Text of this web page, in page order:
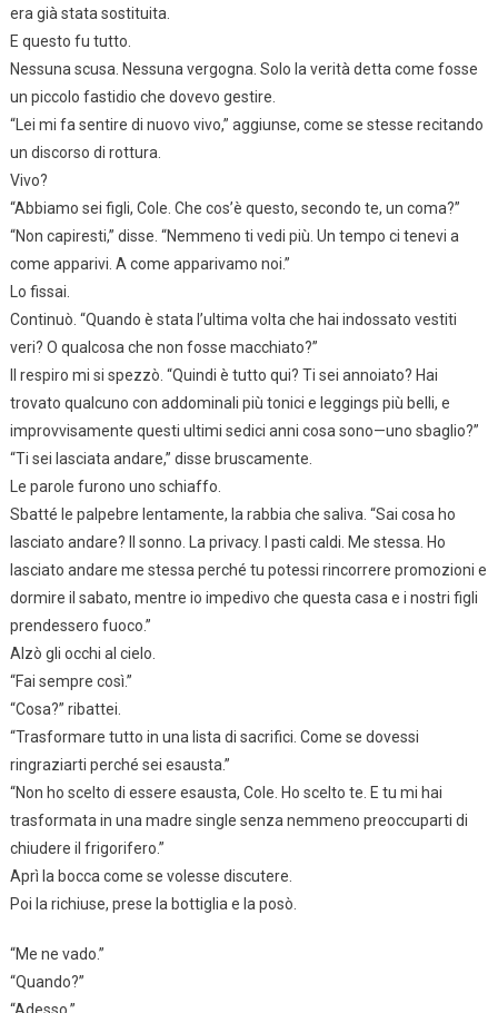
era già stata sostituita.
E questo fu tutto.
Nessuna scusa. Nessuna vergogna. Solo la verità detta come fosse
un piccolo fastidio che dovevo gestire.
“Lei mi fa sentire di nuovo vivo,” aggiunse, come se stesse recitando
un discorso di rottura.
Vivo?
“Abbiamo sei figli, Cole. Che cos’è questo, secondo te, un coma?”
“Non capiresti,” disse. “Nemmeno ti vedi più. Un tempo ci tenevi a
come apparivi. A come apparivamo noi.”
Lo fissai.
Continuò. “Quando è stata l’ultima volta che hai indossato vestiti
veri? O qualcosa che non fosse macchiato?”
Il respiro mi si spezzò. “Quindi è tutto qui? Ti sei annoiato? Hai
trovato qualcuno con addominali più tonici e leggings più belli, e
improvvisamente questi ultimi sedici anni cosa sono—uno sbaglio?”
“Ti sei lasciata andare,” disse bruscamente.
Le parole furono uno schiaffo.
Sbatté le palpebre lentamente, la rabbia che saliva. “Sai cosa ho
lasciato andare? Il sonno. La privacy. I pasti caldi. Me stessa. Ho
lasciato andare me stessa perché tu potessi rincorrere promozioni e
dormire il sabato, mentre io impedivo che questa casa e i nostri figli
prendessero fuoco.”
Alzò gli occhi al cielo.
“Fai sempre così.”
“Cosa?” ribattei.
“Trasformare tutto in una lista di sacrifici. Come se dovessi
ringraziarti perché sei esausta.”
“Non ho scelto di essere esausta, Cole. Ho scelto te. E tu mi hai
trasformata in una madre single senza nemmeno preoccuparti di
chiudere il frigorifero.”
Aprì la bocca come se volesse discutere.
Poi la richiuse, prese la bottiglia e la posò.
“Me ne vado.”
“Quando?”